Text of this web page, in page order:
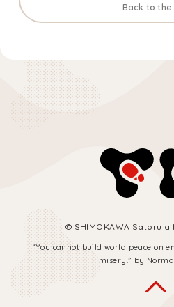
Back to the
© SHIMOKAWA Satoru
“You cannot build world peace on
misery.” by